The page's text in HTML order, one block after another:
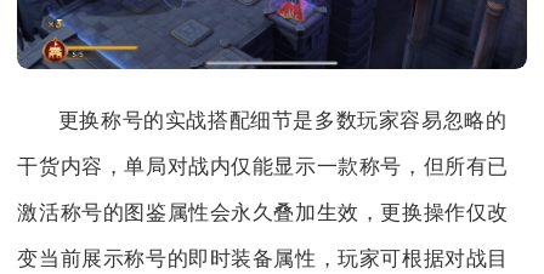
更换称号的实战搭配细节是多数玩家容易忽略的
干货内容，单局对战内仅能显示一款称号，但所有已
激活称号的图鉴属性会永久叠加生效，更换操作仅改
变当前展示称号的即时装备属性，玩家可根据对战目